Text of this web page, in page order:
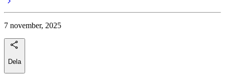
7 november, 2025
Dela